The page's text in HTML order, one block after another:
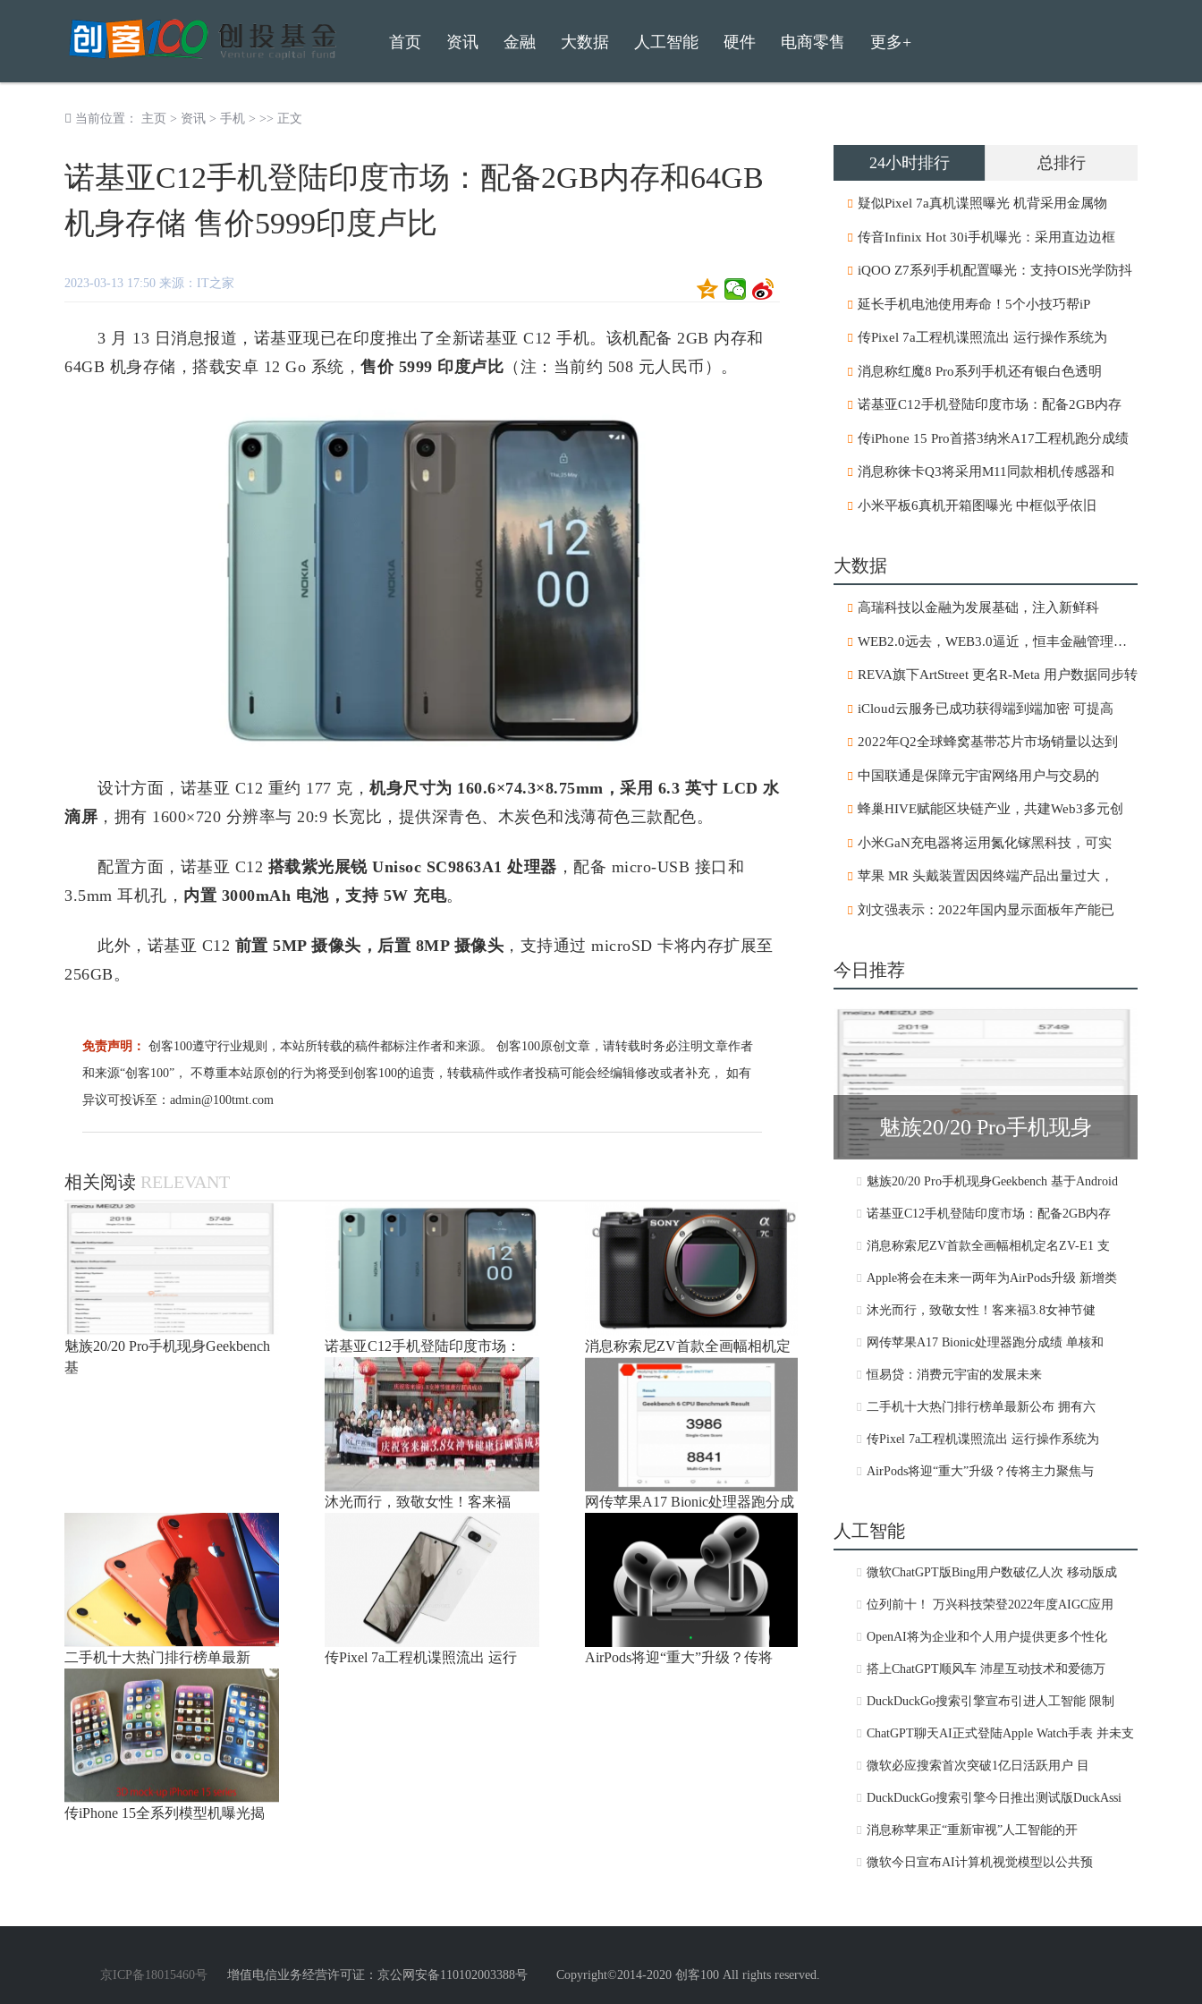
首页 资讯 金融 大数据 人工智能 硬件 电商零售 更多+
当前位置： 主页 > 资讯 > 手机 > >> 正文
诺基亚C12手机登陆印度市场：配备2GB内存和64GB
机身存储 售价5999印度卢比
2023-03-13 17:50 来源：IT之家
3 月 13 日消息报道，诺基亚现已在印度推出了全新诺基亚 C12 手机。该机配备 2GB 内存和
64GB 机身存储，搭载安卓 12 Go 系统， 售价 5999 印度卢比 （注：当前约 508 元人民币）。
设计方面，诺基亚 C12 重约 177 克， 机身尺寸为 160.6×74.3×8.75mm，采用 6.3 英寸 LCD 水
滴屏 ，拥有 1600×720 分辨率与 20:9 长宽比，提供深青色、木炭色和浅薄荷色三款配色。
配置方面，诺基亚 C12 搭载紫光展锐 Unisoc SC9863A1 处理器 ，配备 micro-USB 接口和
3.5mm 耳机孔， 内置 3000mAh 电池，支持 5W 充电。
此外，诺基亚 C12 前置 5MP 摄像头，后置 8MP 摄像头 ，支持通过 microSD 卡将内存扩展至
256GB。
免责声明： 创客100遵守行业规则，本站所转载的稿件都标注作者和来源。 创客100原创文章，请转载时务必注明文章作者
和来源“创客100”， 不尊重本站原创的行为将受到创客100的追责，转载稿件或作者投稿可能会经编辑修改或者补充， 如有
异议可投诉至：admin@100tmt.com
相关阅读 RELEVANT
魅族20/20 Pro手机现身Geekbench
基
诺基亚C12手机登陆印度市场： 消息称索尼ZV首款全画幅相机定
沐光而行，致敬女性！客来福 网传苹果A17 Bionic处理器跑分成
二手机十大热门排行榜单最新 传Pixel 7a工程机谍照流出 运行 AirPods将迎“重大”升级？传将
传iPhone 15全系列模型机曝光揭
24小时排行 总排行
疑似Pixel 7a真机谍照曝光 机背采用金属物
传音Infinix Hot 30i手机曝光：采用直边边框
iQOO Z7系列手机配置曝光：支持OIS光学防抖
延长手机电池使用寿命！5个小技巧帮iP
传Pixel 7a工程机谍照流出 运行操作系统为
消息称红魔8 Pro系列手机还有银白色透明
诺基亚C12手机登陆印度市场：配备2GB内存
传iPhone 15 Pro首搭3纳米A17工程机跑分成绩
消息称徕卡Q3将采用M11同款相机传感器和
小米平板6真机开箱图曝光 中框似乎依旧
大数据
高瑞科技以金融为发展基础，注入新鲜科
WEB2.0远去，WEB3.0逼近，恒丰金融管理有限
REVA旗下ArtStreet 更名R-Meta 用户数据同步转
iCloud云服务已成功获得端到端加密 可提高
2022年Q2全球蜂窝基带芯片市场销量以达到
中国联通是保障元宇宙网络用户与交易的
蜂巢HIVE赋能区块链产业，共建Web3多元创
小米GaN充电器将运用氮化镓黑科技，可实
苹果 MR 头戴装置因因终端产品出量过大，
刘文强表示：2022年国内显示面板年产能已
今日推荐
魅族20/20 Pro手机现身
Geekbench 基于Android
魅族20/20 Pro手机现身Geekbench 基于Android
诺基亚C12手机登陆印度市场：配备2GB内存
消息称索尼ZV首款全画幅相机定名ZV-E1 支
Apple将会在未来一两年为AirPods升级 新增类
沐光而行，致敬女性！客来福3.8女神节健
网传苹果A17 Bionic处理器跑分成绩 单核和
恒易贷：消费元宇宙的发展未来
二手机十大热门排行榜单最新公布 拥有六
传Pixel 7a工程机谍照流出 运行操作系统为
AirPods将迎“重大”升级？传将主力聚焦与
人工智能
微软ChatGPT版Bing用户数破亿人次 移动版成
位列前十！ 万兴科技荣登2022年度AIGC应用
OpenAI将为企业和个人用户提供更多个性化
搭上ChatGPT顺风车 沛星互动技术和爱德万
DuckDuckGo搜索引擎宣布引进人工智能 限制
ChatGPT聊天AI正式登陆Apple Watch手表 并未支
微软必应搜索首次突破1亿日活跃用户 目
DuckDuckGo搜索引擎今日推出测试版DuckAssi
消息称苹果正“重新审视”人工智能的开
微软今日宣布AI计算机视觉模型以公共预
京ICP备18015460号 增值电信业务经营许可证：京公网安备110102003388号 Copyright©2014-2020 创客100 All rights reserved.